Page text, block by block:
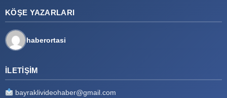
KÖŞE YAZARLARI
haberortasi
İLETIŞIM
bayraklivideohaber@gmail.com